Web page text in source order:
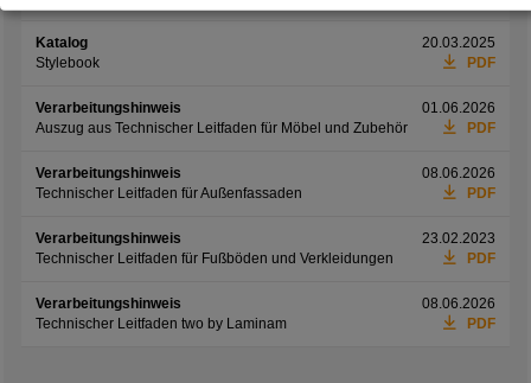
Katalog
Stylebook
20.03.2025
PDF
Verarbeitungshinweis
Auszug aus Technischer Leitfaden für Möbel und Zubehör
01.06.2026
PDF
Verarbeitungshinweis
Technischer Leitfaden für Außenfassaden
08.06.2026
PDF
Verarbeitungshinweis
Technischer Leitfaden für Fußböden und Verkleidungen
23.02.2023
PDF
Verarbeitungshinweis
Technischer Leitfaden two by Laminam
08.06.2026
PDF